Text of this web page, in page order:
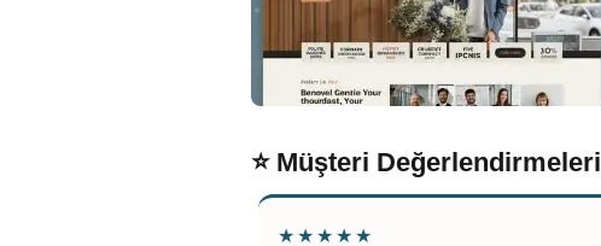
⭐ Müşteri Değerlendirmeleri
★★★★★